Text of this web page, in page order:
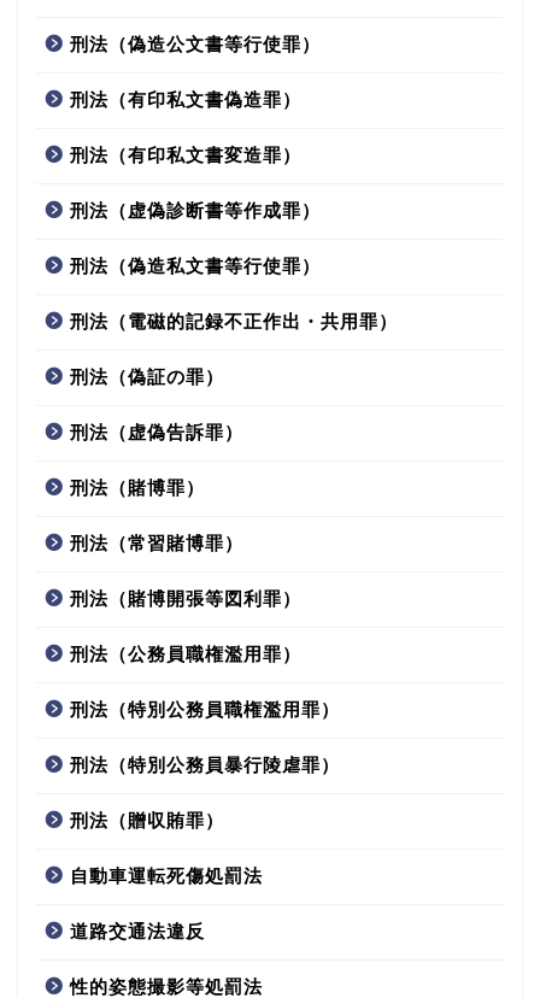
刑法（偽造公文書等行使罪）
刑法（有印私文書偽造罪）
刑法（有印私文書変造罪）
刑法（虚偽診断書等作成罪）
刑法（偽造私文書等行使罪）
刑法（電磁的記録不正作出・共用罪）
刑法（偽証の罪）
刑法（虚偽告訴罪）
刑法（賭博罪）
刑法（常習賭博罪）
刑法（賭博開張等図利罪）
刑法（公務員職権濫用罪）
刑法（特別公務員職権濫用罪）
刑法（特別公務員暴行陵虐罪）
刑法（贈収賄罪）
自動車運転死傷処罰法
道路交通法違反
性的姿態撮影等処罰法